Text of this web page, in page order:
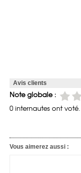
Avis clients
Note globale :
0 internautes ont voté.
Vous aimerez aussi :